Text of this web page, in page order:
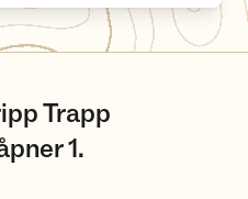
Trapp
1.